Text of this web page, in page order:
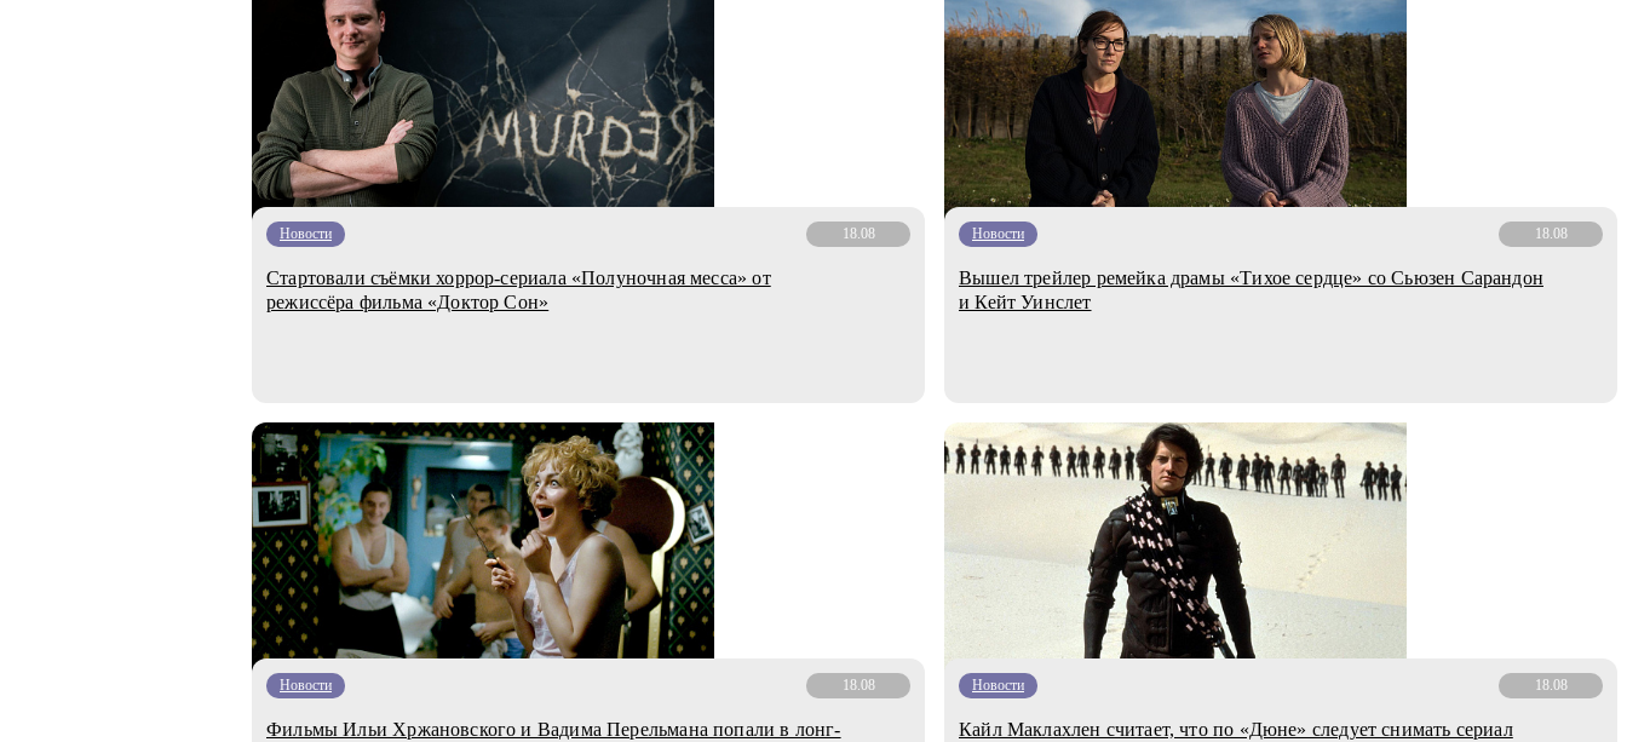
Новости 18.08
Стартовали съёмки хоррор-сериала «Полуночная месса» от
режиссёра фильма «Доктор Сон»
Новости 18.08
Вышел трейлер ремейка драмы «Тихое сердце» со Сьюзен Сарандон
и Кейт Уинслет
Новости 18.08
Фильмы Ильи Хржановского и Вадима Перельмана попали в лонг-
Новости 18.08
Кайл Маклахлен считает, что по «Дюне» следует снимать сериал